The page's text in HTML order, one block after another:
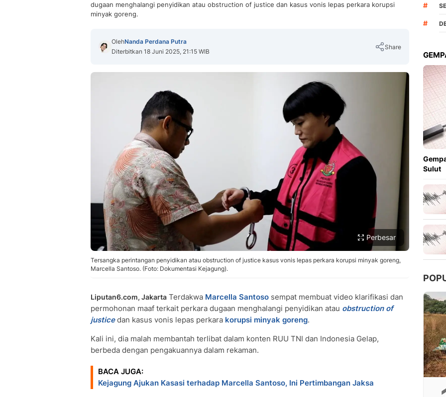
dugaan menghalangi penyidikan atau obstruction of justice dan kasus vonis lepas perkara korupsi
minyak goreng.
OlehNanda Perdana Putra
Diterbitkan 18 Juni 2025, 21:15 WIB
Share
Perbesar
Tersangka perintangan penyidikan atau obstruction of justice kasus vonis lepas perkara korupsi minyak goreng,
Marcella Santoso. (Foto: Dokumentasi Kejagung).
Liputan6.com, Jakarta Terdakwa Marcella Santoso sempat membuat video klarifikasi dan
permohonan maaf terkait perkara dugaan menghalangi penyidikan atau obstruction of
justicedan kasus vonis lepas perkara korupsi minyak goreng.
Kali ini, dia malah membantah terlibat dalam konten RUU TNI dan Indonesia Gelap,
berbeda dengan pengakuannya dalam rekaman.
BACA JUGA:
Kejagung Ajukan Kasasi terhadap Marcella Santoso, Ini Pertimbangan Jaksa
#
#
Sulut